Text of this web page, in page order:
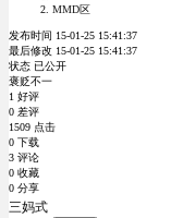
MMD区
发布时间 15-01-25 15:41:37
最后修改 15-01-25 15:41:37
状态 已公开
褒贬不一
1 好评
0 差评
1509 点击
0 下载
3 评论
0 收藏
0 分享
三妈式